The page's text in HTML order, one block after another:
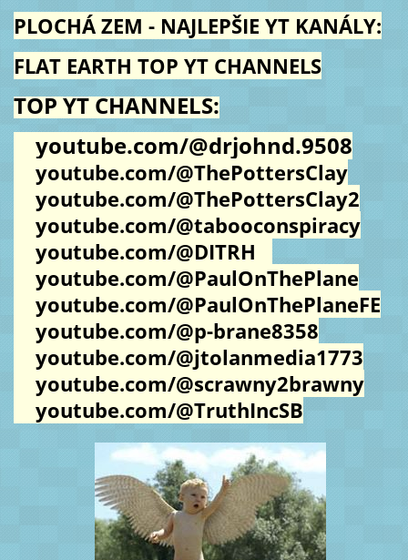
PLOCHÁ ZEM - NAJLEPŠIE YT KANÁLY:
FLAT EARTH TOP YT CHANNELS
TOP YT CHANNELS:
youtube.com/@drjohnd.9508
youtube.com/@ThePottersClay
youtube.com/@ThePottersClay2
youtube.com/@tabooconspiracy
youtube.com/@DITRH
youtube.com/@PaulOnThePlane
youtube.com/@PaulOnThePlaneFE
youtube.com/@p-brane8358
youtube.com/@jtolanmedia1773
youtube.com/@scrawny2brawny
youtube.com/@TruthIncSB